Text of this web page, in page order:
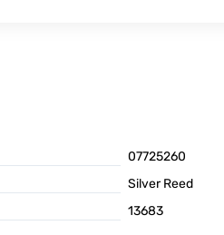
07725260
Silver Reed
13683